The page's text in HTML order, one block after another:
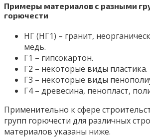
Примеры материалов с разными
горючести
НГ (НГ1) – гранит,
медь.
Г1 – гипсокартон.
Г2 – некоторые виды пластика.
Г3 – некоторые виды
Г4 – древесина, пенопласт,
Применительно к сфере
групп горючести для различных
материалов указаны ниже.